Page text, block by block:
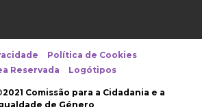
Política de Cookies
Reservada Logótipos
Comissão para a Cidadania e a
de Género